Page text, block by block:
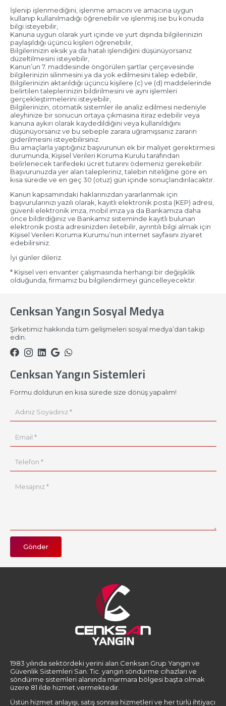
İşlenip işlenmediğini, işlenme amacını ve amacına uygun
kullanıp kullanılmadığı öğrenebilir ve işlenmiş ise bu konuda
bilgi isteyebilir,
Kanuna uygun olarak yurt içinde ve yurt dışında bilgilerinizin
paylaşıldığı üçüncü kişileri öğrenebilir,
Bilgilerinizin eksik ya da hatalı işlendiğini düşünüyorsanız
düzeltilmesini isteyebilir,
Kanun’un 7. maddesinde öngörülen şartlar çerçevesinde
bilgilerinizin silinmesini ya da yok edilmesini talep edebilir,
Bilgilerinizin aktarıldığı üçüncü kişilere (c) ve (d) maddelerinde
belirtilen taleplerinizin bildirilmesini ve aynı işlemleri
gerçekleştirmelerini isteyebilir,
Bilgilerinizin, otomatik sistemler ile analiz edilmesi nedeniyle
aleyhinize bir sonucun ortaya çıkmasına itiraz edebilir veya
kanuna aykırı olarak kaydedildiğini veya kullanıldığını
düşünüyorsanız ve bu sebeple zarara uğramışsanız zararın
giderilmesini isteyebilirsiniz.
Bu amaçlarla yaptığınız başvurunun ek bir maliyet gerektirmesi
durumunda, Kişisel Verileri Koruma Kurulu tarafından
belirlenecek tarifedeki ücret tutarını ödemeniz gerekebilir.
Başvurunuzda yer alan talepleriniz, talebin niteliğine göre en
kısa sürede ve en geç 30 (otuz) gün içinde sonuçlandırılacaktır.
Kanun kapsamındaki haklarınızdan yararlanmak için
başvurularınızı yazılı olarak, kayıtlı elektronik posta (KEP) adresi,
güvenli elektronik imza, mobil imza ya da Bankamıza daha
önce bildirdiğiniz ve Bankamız sisteminde kayıtlı bulunan
elektronik posta adresinizden iletebilir, ayrıntılı bilgi almak için
Kişisel Verileri Koruma Kurumu’nun internet sayfasını ziyaret
edebilirsiniz.
İyi günler dileriz.
* Kişisel veri envanter çalışmasında herhangi bir değişiklik
olduğunda, firmamız bu bilgilendirmeyi güncelleyecektir.
Cenksan Yangın Sosyal Medya
Şirketimiz hakkında tüm gelişmeleri sosyal medya’dan takip
edin.
Cenksan Yangın Sistemleri
Formu doldurun en kısa sürede size dönüş yapalım!
Gönder
1983 yılında sektördeki yerini alan Cenksan Grup Yangın ve
Güvenlik Sistemleri San. Tic. yangın söndürme cihazları ve
söndürme sistemleri alanında marmara bölgesi başta olmak
üzere 81 ilde hizmet vermektedir.
Üstün hizmet anlayışı, satış sonrası hizmetleri ve her türlü ihtiyacı